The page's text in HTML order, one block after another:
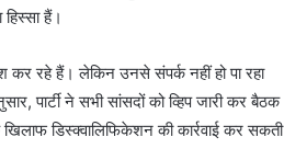
हैं।
कर रहे हैं। लेकिन उनसे संपर्क नहीं हो पा रहा
पार्टी ने सभी सांसदों को व्हिप जारी कर बैठक
डिस्क्वालिफिकेशन की कार्रवाई कर सकती